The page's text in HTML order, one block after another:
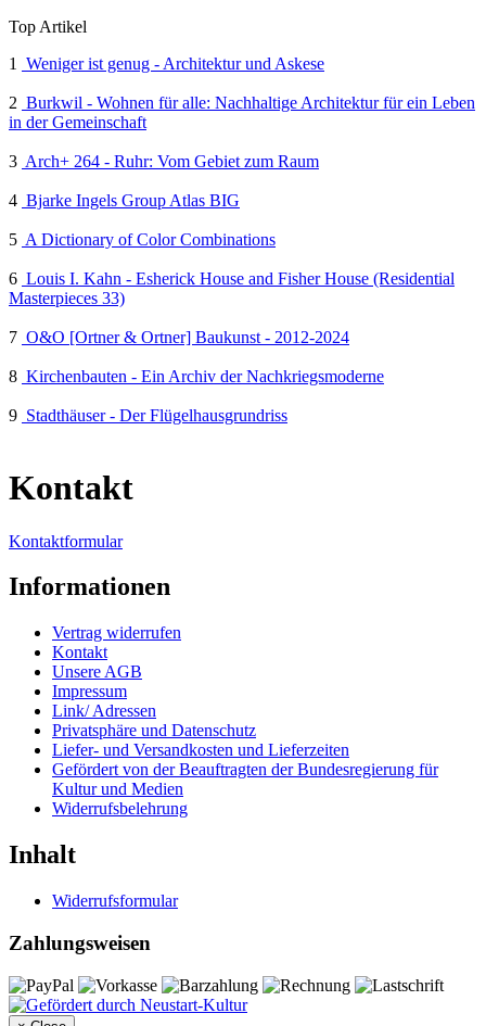
Top Artikel
1
Weniger ist genug - Architektur und Askese
2 Burkwil - Wohnen für alle: Nachhaltige Architektur für ein Leben
in der Gemeinschaft
3 Arch+ 264 - Ruhr: Vom Gebiet zum Raum
4 Bjarke Ingels Group Atlas BIG
5 A Dictionary of Color Combinations
6 Louis I. Kahn - Esherick House and Fisher House (Residential
Masterpieces 33)
7 O&O [Ortner & Ortner] Baukunst - 2012-2024
8 Kirchenbauten - Ein Archiv der Nachkriegsmoderne
9 Stadthäuser - Der Flügelhausgrundriss
Kontakt
Kontaktformular
Informationen
Vertrag widerrufen
Kontakt
Unsere AGB
Impressum
Link/ Adressen
Privatsphäre und Datenschutz
Liefer- und Versandkosten und Lieferzeiten
Gefördert von der Beauftragten der Bundesregierung für
Kultur und Medien
Widerrufsbelehrung
Inhalt
Widerrufsformular
Zahlungsweisen